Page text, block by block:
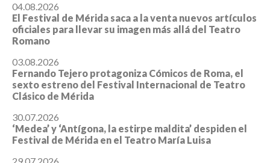
04.08.2026
El Festival de Mérida saca a la venta nuevos artículos
oficiales para llevar su imagen más allá del Teatro
Romano
03.08.2026
Fernando Tejero protagoniza Cómicos de Roma, el
sexto estreno del Festival Internacional de Teatro
Clásico de Mérida
30.07.2026
‘Medea’ y ‘Antígona, la estirpe maldita’ despiden el
Festival de Mérida en el Teatro María Luisa